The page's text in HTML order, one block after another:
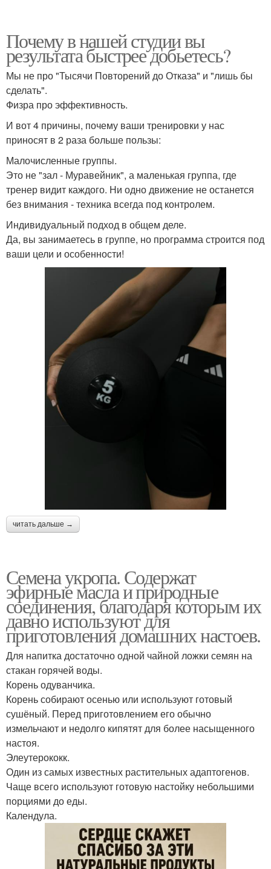
Почему в нашей студии вы
результата быстрее добьетесь?
Мы не про "Тысячи Повторений до Отказа" и "лишь бы
сделать".
Физра про эффективность.
И вот 4 причины, почему ваши тренировки у нас
приносят в 2 раза больше пользы:
Малочисленные группы.
Это не "зал - Муравейник", а маленькая группа, где
тренер видит каждого. Ни одно движение не останется
без внимания - техника всегда под контролем.
Индивидуальный подход в общем деле.
Да, вы занимаетесь в группе, но программа строится под
ваши цели и особенности!
читать дальше →
Семена укропа. Содержат
эфирные масла и природные
соединения, благодаря которым их
давно используют для
приготовления домашних настоев.
Для напитка достаточно одной чайной ложки семян на
стакан горячей воды.
Корень одуванчика.
Корень собирают осенью или используют готовый
сушёный. Перед приготовлением его обычно
измельчают и недолго кипятят для более насыщенного
настоя.
Элеутерококк.
Один из самых известных растительных адаптогенов.
Чаще всего используют готовую настойку небольшими
порциями до еды.
Календула.